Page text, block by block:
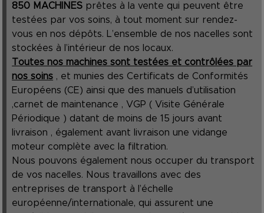
850 MACHINES prêtes à la vente qui peuvent être
testées par vos soins, à tout moment sur rendez-
vous en nos dépôts. L’ensemble de nos nacelles sont
stockées à l’intérieur de nos locaux.
Toutes nos machines sont testées et contrôlées par
nos soins , et munies des Certificats de Conformités
Européens (CE) ainsi que des manuels d’utilisation
,carnet de maintenance , VGP ( Visite Générale
Périodique ) datant de moins de 15 jours avant
livraison , également avant livraison une vidange
moteur complète avec la filtration.
Nous pouvons également nous occuper du transport
de vos nacelles. Nous travaillons avec des
entreprises de transport à l’échelle
européenne/internationale, qui assurent une